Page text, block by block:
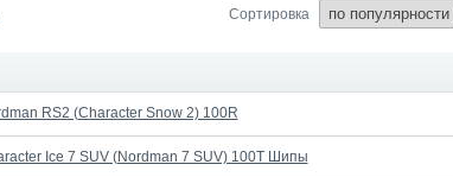
Сортировка
RS2 (Character Snow 2) 100R
Ice 7 SUV (Nordman 7 SUV) 100T Шипы